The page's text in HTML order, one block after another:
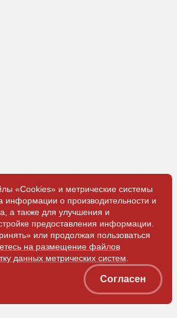
«Cookies» и метрические системы
информации о производительности и
а также для улучшения и
предоставления информации.
или продолжая пользоваться
на размещение файлов
данных метрических систем
Согласен